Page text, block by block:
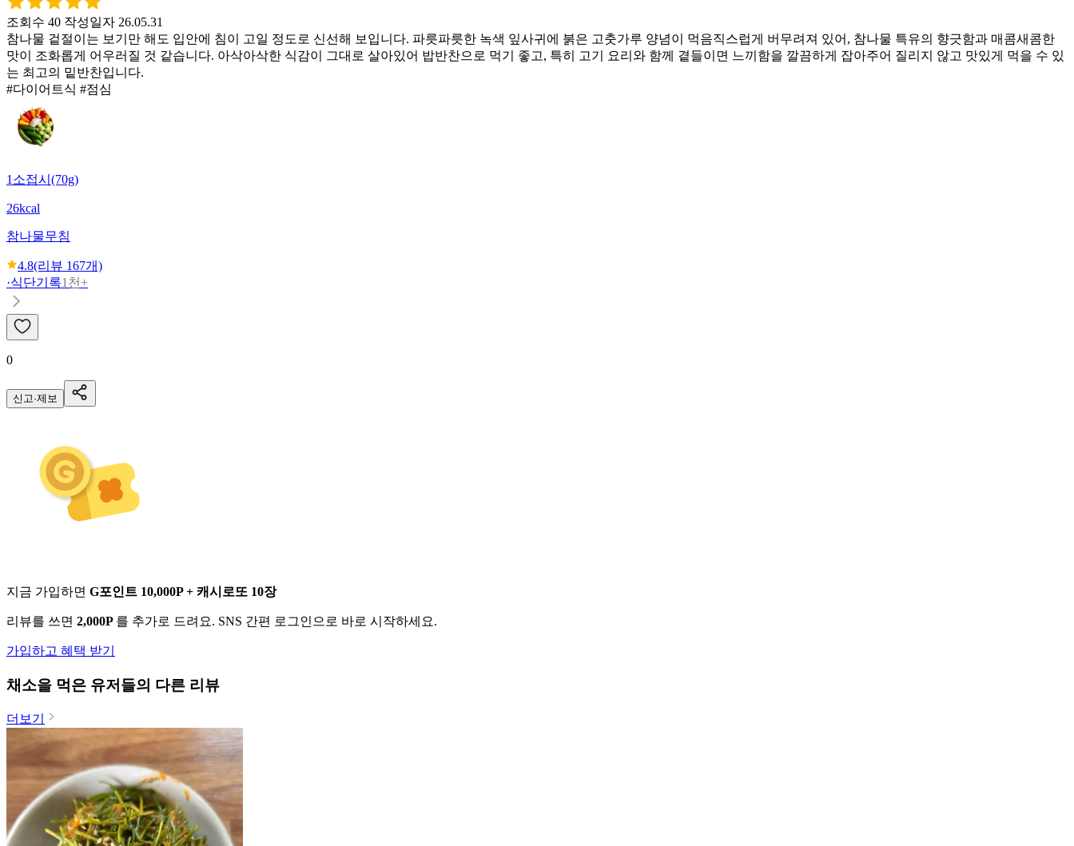
조회수 40 작성일자 26.05.31
참나물 겉절이는 보기만 해도 입안에 침이 고일 정도로 신선해 보입니다. 파릇파릇한 녹색 잎사귀에 붉은 고춧가루 양념이 먹음직스럽게 버무려져 있어, 참나물 특유의 향긋함과 매콤새콤한
맛이 조화롭게 어우러질 것 같습니다. 아삭아삭한 식감이 그대로 살아있어 밥반찬으로 먹기 좋고, 특히 고기 요리와 함께 곁들이면 느끼함을 깔끔하게 잡아주어 질리지 않고 맛있게 먹을 수 있
는 최고의 밑반찬입니다.
#다이어트식 #점심
1소접시(70g)
26kcal
참나물무침
4.8(리뷰 167개)
·식단기록1천+
0
신고·제보
지금 가입하면 G포인트 10,000P + 캐시로또 10장
리뷰를 쓰면 2,000P 를 추가로 드려요. SNS 간편 로그인으로 바로 시작하세요.
가입하고 혜택 받기
채소을 먹은 유저들의 다른 리뷰
더보기